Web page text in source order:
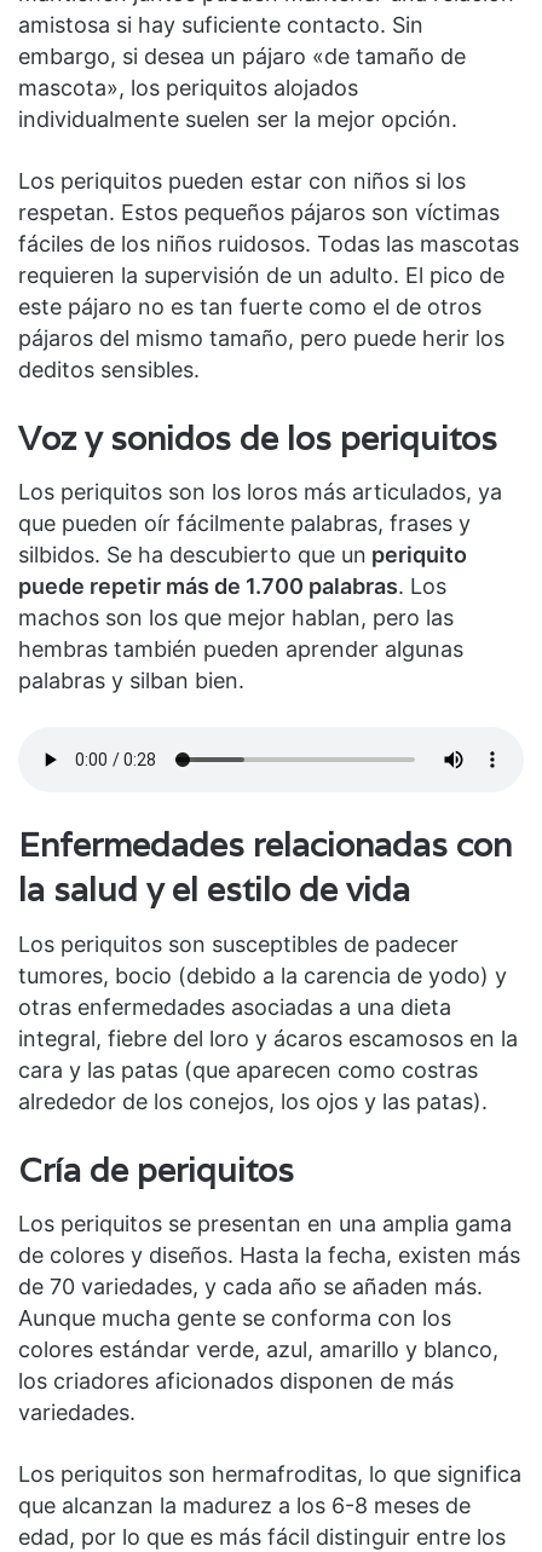
amistosa si hay suficiente contacto. Sin
embargo, si desea un pájaro «de tamaño de
mascota», los periquitos alojados
individualmente suelen ser la mejor opción.
Los periquitos pueden estar con niños si los
respetan. Estos pequeños pájaros son víctimas
fáciles de los niños ruidosos. Todas las mascotas
requieren la supervisión de un adulto. El pico de
este pájaro no es tan fuerte como el de otros
pájaros del mismo tamaño, pero puede herir los
deditos sensibles.
Voz y sonidos de los periquitos
Los periquitos son los loros más articulados, ya
que pueden oír fácilmente palabras, frases y
silbidos. Se ha descubierto que un periquito
puede repetir más de 1.700 palabras. Los
machos son los que mejor hablan, pero las
hembras también pueden aprender algunas
palabras y silban bien.
Enfermedades relacionadas con
la salud y el estilo de vida
Los periquitos son susceptibles de padecer
tumores, bocio (debido a la carencia de yodo) y
otras enfermedades asociadas a una dieta
integral, fiebre del loro y ácaros escamosos en la
cara y las patas (que aparecen como costras
alrededor de los conejos, los ojos y las patas).
Cría de periquitos
Los periquitos se presentan en una amplia gama
de colores y diseños. Hasta la fecha, existen más
de 70 variedades, y cada año se añaden más.
Aunque mucha gente se conforma con los
colores estándar verde, azul, amarillo y blanco,
los criadores aficionados disponen de más
variedades.
Los periquitos son hermafroditas, lo que significa
que alcanzan la madurez a los 6-8 meses de
edad, por lo que es más fácil distinguir entre los